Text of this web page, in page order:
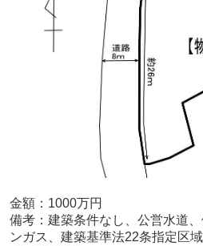
金額：1000万円
備考： 建築条件なし、公営水道
ンガス、建築基準法22条指定区